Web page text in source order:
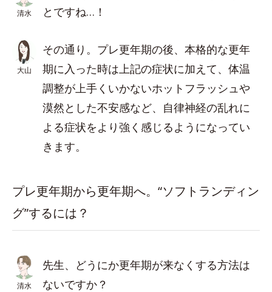
清水
とですね…！
大山
その通り。プレ更年期の後、本格的な更年
期に入った時は上記の症状に加えて、体温
調整が上手くいかないホットフラッシュや
漠然とした不安感など、自律神経の乱れに
よる症状をより強く感じるようになってい
きます。
プレ更年期から更年期へ。“ソフトランディン
グ”するには？
清水
先生、どうにか更年期が来なくする方法は
ないですか？